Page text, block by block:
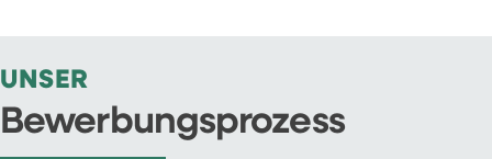
UNSER
Bewerbungsprozess